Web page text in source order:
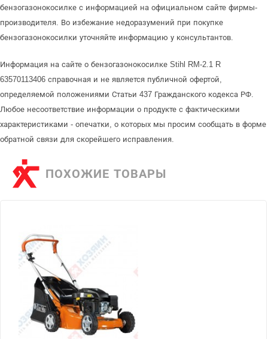
бензогазонокосилке с информацией на официальном сайте фирмы-
производителя. Во избежание недоразумений при покупке
бензогазонокосилки уточняйте информацию у консультантов.
Информация на сайте о бензогазонокосилке Stihl RM-2.1 R
63570113406 справочная и не является публичной офертой,
определяемой положениями Статьи 437 Гражданского кодекса РФ.
Любое несоответствие информации о продукте с фактическими
характеристиками - опечатки, о которых мы просим сообщать в форме
обратной связи для скорейшего исправления.
ПОХОЖИЕ ТОВАРЫ